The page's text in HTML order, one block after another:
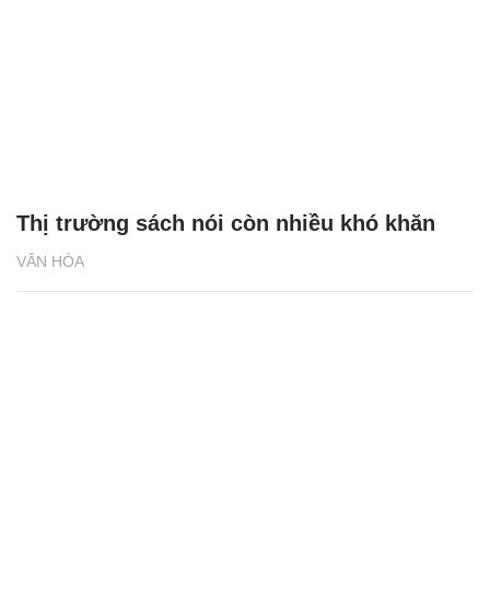
VĂN HÓA
Thị trường sách nói còn nhiều khó khăn